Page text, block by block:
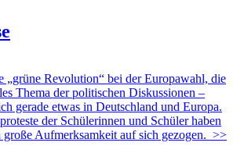
„grüne Revolution“ bei der Europawahl, die
Thema der politischen Diskussionen –
gerade etwas in Deutschland und Europa.
der Schülerinnen und Schüler haben
Aufmerksamkeit auf sich gezogen. >>